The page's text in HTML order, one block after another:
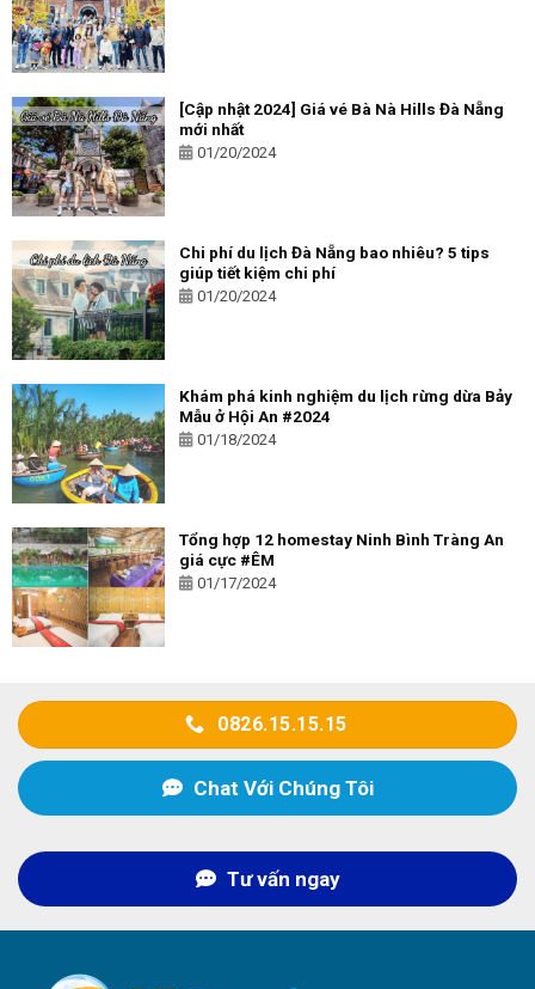
[Cập nhật 2024] Giá vé Bà Nà Hills Đà Nẵng
mới nhất
01/20/2024
Chi phí du lịch Đà Nẵng bao nhiêu? 5 tips
giúp tiết kiệm chi phí
01/20/2024
Khám phá kinh nghiệm du lịch rừng dừa Bảy
Mẫu ở Hội An #2024
01/18/2024
Tổng hợp 12 homestay Ninh Bình Tràng An
giá cực #ÊM
01/17/2024
0826.15.15.15
Chat Với Chúng Tôi
Tư vấn ngay